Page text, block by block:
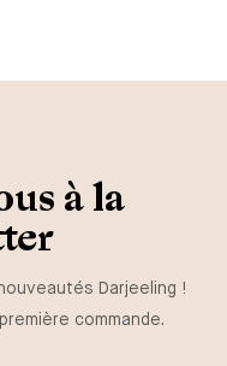
à la
Darjeeling !
commande.